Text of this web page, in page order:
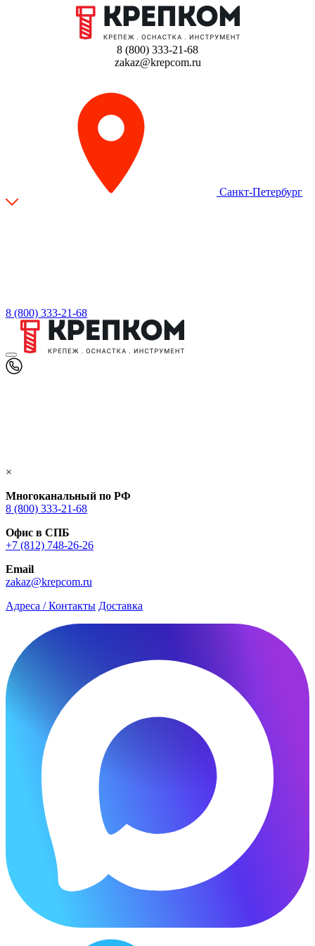
8 (800) 333-21-68
zakaz@krepcom.ru
Санкт-Петербург
8 (800) 333-21-68
×
Многоканальный по РФ
8 (800) 333‑21-68
Офис в СПБ
+7 (812) 748‑26-26
Email
zakaz@krepcom.ru
Адреса / Контакты Доставка